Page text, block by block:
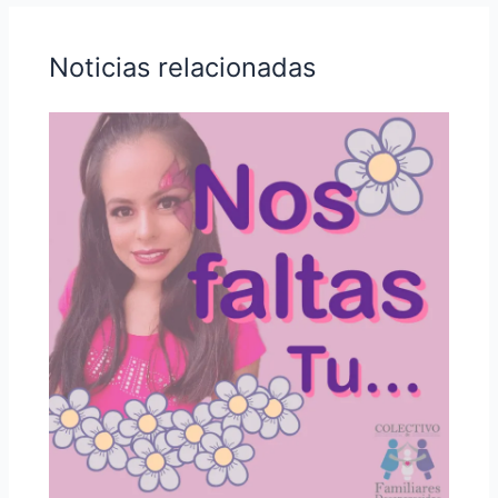
Noticias relacionadas